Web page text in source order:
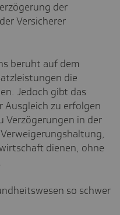
der
Versicherer
beruht auf dem
die
Jedoch gibt das
Ausgleich zu erfolgen
Verzögerungen in der
dienen, ohne
so schwer